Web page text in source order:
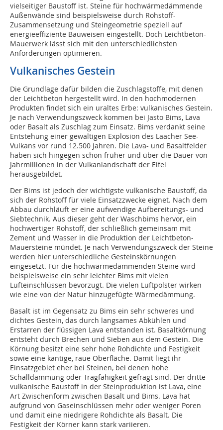
vielseitiger Baustoff ist. Steine für hochwärmedämmende
Außenwände sind beispielsweise durch Rohstoff-
Zusammensetzung und Steingeometrie speziell auf
energieeffiziente Bauweisen eingestellt. Doch Leichtbeton-
Mauerwerk lässt sich mit den unterschiedlichsten
Anforderungen optimieren.
Vulkanisches Gestein
Die Grundlage dafür bilden die Zuschlagstoffe, mit denen
der Leichtbeton hergestellt wird. In den hochmodernen
Produkten findet sich ein uraltes Erbe: vulkanisches Gestein.
Je nach Verwendungszweck kommen bei Jasto Bims, Lava
oder Basalt als Zuschlag zum Einsatz. Bims verdankt seine
Entstehung einer gewaltigen Explosion des Laacher See-
Vulkans vor rund 12.500 Jahren. Die Lava- und Basaltfelder
haben sich hingegen schon früher und über die Dauer von
Jahrmillionen in der Vulkanlandschaft der Eifel
herausgebildet.
Der Bims ist jedoch der wichtigste vulkanische Baustoff, da
sich der Rohstoff für viele Einsatzzwecke eignet. Nach dem
Abbau durchläuft er eine aufwendige Aufbereitungs- und
Siebtechnik. Aus dieser geht der Waschbims hervor, ein
hochwertiger Rohstoff, der schließlich gemeinsam mit
Zement und Wasser in die Produktion der Leichtbeton-
Mauersteine mündet. Je nach Verwendungszweck der Steine
werden hier unterschiedliche Gesteinskörnungen
eingesetzt. Für die hochwärmedämmenden Steine wird
beispielsweise ein sehr leichter Bims mit vielen
Lufteinschlüssen bevorzugt. Die vielen Luftpolster wirken
wie eine von der Natur hinzugefügte Wärmedämmung.
Basalt ist im Gegensatz zu Bims ein sehr schweres und
dichtes Gestein, das durch langsames Abkühlen und
Erstarren der flüssigen Lava entstanden ist. Basaltkörnung
entsteht durch Brechen und Sieben aus dem Gestein. Die
Körnung besitzt eine sehr hohe Rohdichte und Festigkeit
sowie eine kantige, raue Oberfläche. Damit liegt ihr
Einsatzgebiet eher bei Steinen, bei denen hohe
Schalldämmung oder Tragfähigkeit gefragt sind. Der dritte
vulkanische Baustoff in der Steinproduktion ist Lava, eine
Art Zwischenform zwischen Basalt und Bims. Lava hat
aufgrund von Gaseinschlüssen mehr oder weniger Poren
und damit eine niedrigere Rohdichte als Basalt. Die
Festigkeit der Körner kann stark variieren.